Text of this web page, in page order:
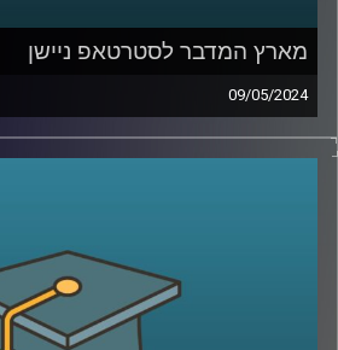
מארץ המדבר לסטרטאפ ניישן
09/05/2024
שממה חרבה, ענייה ועלובה, ככה תיאר
טווין לפני 150 שנה.
בעולם.למרות אנחנו נמצאים באמצע
כשסביבנו לא מעט אויבים שרוצים
צמחה לה מדינה מערבית לתפארת, אז
מושגים כלכליים כדאי לכל אחד